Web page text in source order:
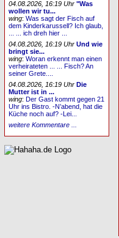
04.08.2026, 16:19 Uhr "Was
wollen wir tu...
wing:Was sagt der Fisch auf
dem Kinderkarussell? Ich glaub,
... ... ich dreh hier ...
04.08.2026, 16:19 Uhr Und wie
bringt sie...
wing:Woran erkennt man einen
verheirateten ... ... Fisch? An
seiner Grete....
04.08.2026, 16:19 Uhr Die
Mutter ist in ...
wing:Der Gast kommt gegen 21
Uhr ins Bistro. -N’abend, hat die
Küche noch auf? -Lei...
weitere Kommentare ...